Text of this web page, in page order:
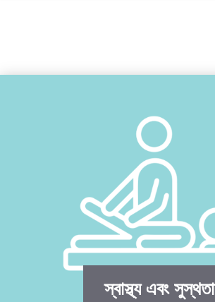
স্বাস্থ্য এবং সুস্থতা